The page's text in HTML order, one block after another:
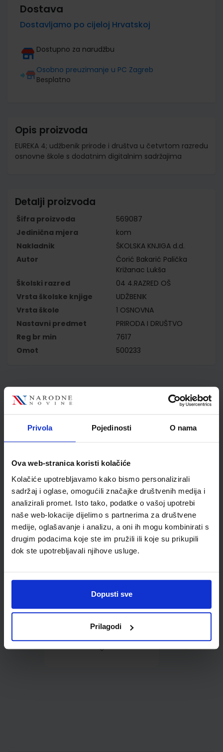
Privola Pojedinosti O nama
Ova web-stranica koristi kolačiće
Kolačiće upotrebljavamo kako bismo personalizirali
sadržaj i oglase, omogućili značajke društvenih medija i
analizirali promet. Isto tako, podatke o vašoj upotrebi
naše web-lokacije dijelimo s partnerima za društvene
medije, oglašavanje i analizu, a oni ih mogu kombinirati s
drugim podacima koje ste im pružili ili koje su prikupili
dok ste upotrebljavali njihove usluge.
Dopusti sve
Prilagodi
Dostava
Dostavljamo po cijeloj Hrvatskoj
Dostupno za narudžbu
Osobno preuzimanje u PC Zagreb
Besplatno
Opis proizvoda
EUREKA 4; udžbenik prirode i društva u četvrtom razredu
osnovne škole s dodatnim digitalnim sadržajima
Detalji proizvoda
Šifra proizvoda
569087
Jedinična mjera
kom
Nakladnik
ŠKOLSKA KNJIGA d.d.
Autor
Ćorić Bakarić Palička
Križanac Lukša
Školski razred
04 4.RAZRED OŠ
Vrsta školske knjige
UDŽBENIK
Vrsta škole
1 OSNOVNA
Nastavni predmet
PRIRODA I DRUŠTVO
Reg br min
7617
Omot
500233
Kupci najčešće biraju..
Omot PVC za školske
udžbenike; dimenzije
419x287; tip 233
0,85 €